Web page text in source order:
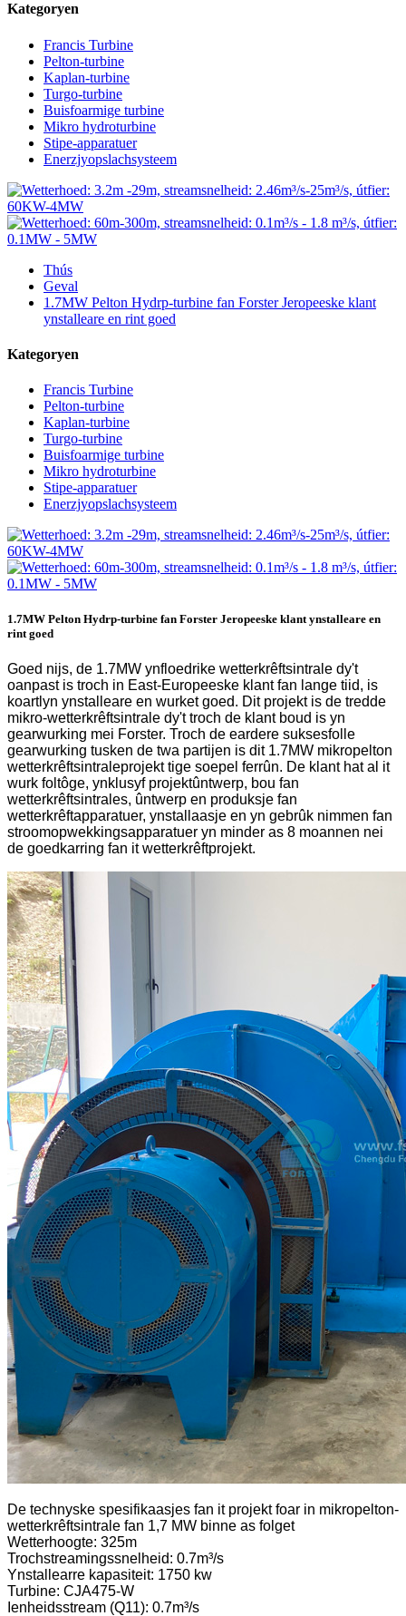
Kategoryen
Francis Turbine
Pelton-turbine
Kaplan-turbine
Turgo-turbine
Buisfoarmige turbine
Mikro hydroturbine
Stipe-apparatuer
Enerzjyopslachsysteem
Thús
Geval
1.7MW Pelton Hydrp-turbine fan Forster Jeropeeske klant
ynstalleare en rint goed
Kategoryen
Francis Turbine
Pelton-turbine
Kaplan-turbine
Turgo-turbine
Buisfoarmige turbine
Mikro hydroturbine
Stipe-apparatuer
Enerzjyopslachsysteem
1.7MW Pelton Hydrp-turbine fan Forster Jeropeeske klant ynstalleare en
rint goed
Goed nijs, de 1.7MW ynfloedrike wetterkrêftsintrale dy't
oanpast is troch in East-Europeeske klant fan lange tiid, is
koartlyn ynstalleare en wurket goed. Dit projekt is de tredde
mikro-wetterkrêftsintrale dy't troch de klant boud is yn
gearwurking mei Forster. Troch de eardere suksesfolle
gearwurking tusken de twa partijen is dit 1.7MW mikropelton
wetterkrêftsintraleprojekt tige soepel ferrûn. De klant hat al it
wurk foltôge, ynklusyf projektûntwerp, bou fan
wetterkrêftsintrales, ûntwerp en produksje fan
wetterkrêftapparatuer, ynstallaasje en yn gebrûk nimmen fan
stroomopwekkingsapparatuer yn minder as 8 moannen nei
de goedkarring fan it wetterkrêftprojekt.
De technyske spesifikaasjes fan it projekt foar in mikropelton-
wetterkrêftsintrale fan 1,7 MW binne as folget
Wetterhoogte: 325m
Trochstreamingssnelheid: 0.7m³/s
Ynstallearre kapasiteit: 1750 kw
Turbine: CJA475-W
Ienheidsstream (Q11): 0.7m³/s